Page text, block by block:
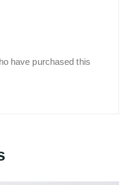
have purchased this